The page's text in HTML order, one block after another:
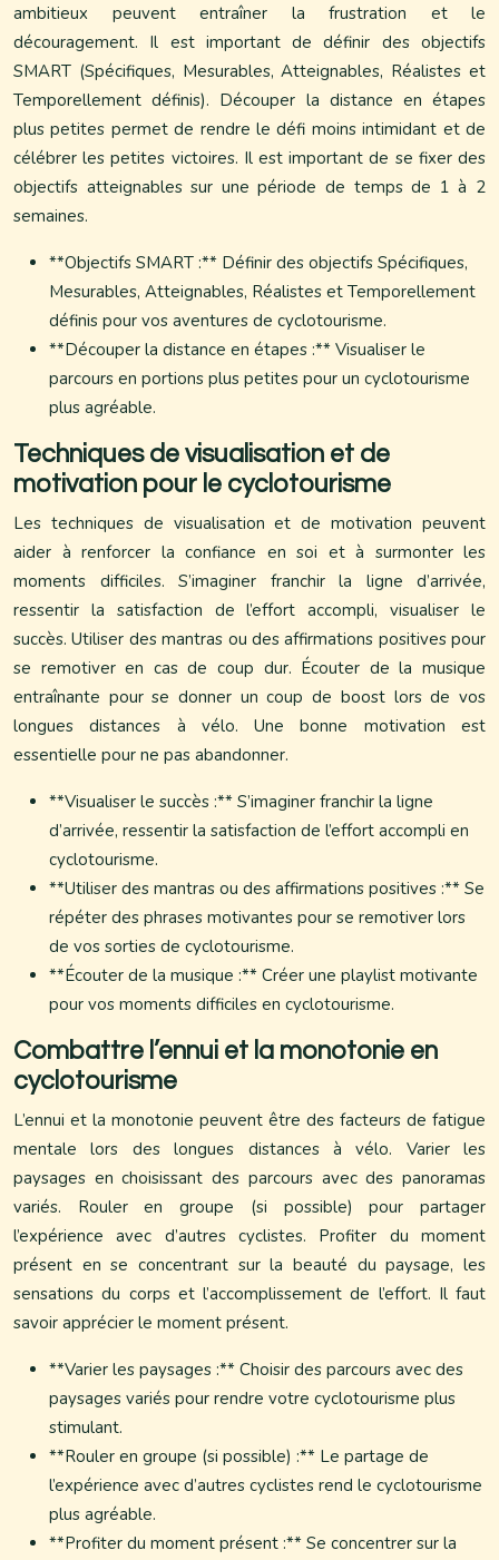
ambitieux peuvent entraîner la frustration et le
découragement. Il est important de définir des objectifs
SMART (Spécifiques, Mesurables, Atteignables, Réalistes et
Temporellement définis). Découper la distance en étapes
plus petites permet de rendre le défi moins intimidant et de
célébrer les petites victoires. Il est important de se fixer des
objectifs atteignables sur une période de temps de 1 à 2
semaines.
**Objectifs SMART :** Définir des objectifs Spécifiques,
Mesurables, Atteignables, Réalistes et Temporellement
définis pour vos aventures de cyclotourisme.
**Découper la distance en étapes :** Visualiser le
parcours en portions plus petites pour un cyclotourisme
plus agréable.
Techniques de visualisation et de
motivation pour le cyclotourisme
Les techniques de visualisation et de motivation peuvent
aider à renforcer la confiance en soi et à surmonter les
moments difficiles. S’imaginer franchir la ligne d’arrivée,
ressentir la satisfaction de l’effort accompli, visualiser le
succès. Utiliser des mantras ou des affirmations positives pour
se remotiver en cas de coup dur. Écouter de la musique
entraînante pour se donner un coup de boost lors de vos
longues distances à vélo. Une bonne motivation est
essentielle pour ne pas abandonner.
**Visualiser le succès :** S’imaginer franchir la ligne
d’arrivée, ressentir la satisfaction de l’effort accompli en
cyclotourisme.
**Utiliser des mantras ou des affirmations positives :** Se
répéter des phrases motivantes pour se remotiver lors
de vos sorties de cyclotourisme.
**Écouter de la musique :** Créer une playlist motivante
pour vos moments difficiles en cyclotourisme.
Combattre l’ennui et la monotonie en
cyclotourisme
L’ennui et la monotonie peuvent être des facteurs de fatigue
mentale lors des longues distances à vélo. Varier les
paysages en choisissant des parcours avec des panoramas
variés. Rouler en groupe (si possible) pour partager
l’expérience avec d’autres cyclistes. Profiter du moment
présent en se concentrant sur la beauté du paysage, les
sensations du corps et l’accomplissement de l’effort. Il faut
savoir apprécier le moment présent.
**Varier les paysages :** Choisir des parcours avec des
paysages variés pour rendre votre cyclotourisme plus
stimulant.
**Rouler en groupe (si possible) :** Le partage de
l’expérience avec d’autres cyclistes rend le cyclotourisme
plus agréable.
**Profiter du moment présent :** Se concentrer sur la